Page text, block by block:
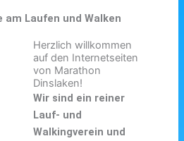
am Laufen und Walken
Herzlich willkommen
auf den Internetseiten
von Marathon
Dinslaken!
Wir sind ein reiner
Lauf- und
Walkingverein und